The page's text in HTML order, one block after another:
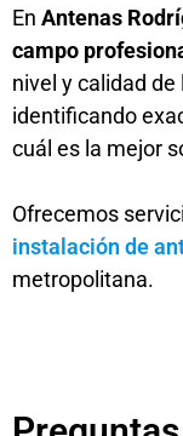
En Antenas
campo
nivel y calidad
identificando
cuál es la mejor
Ofrecemos
instalación de
metropolitana.